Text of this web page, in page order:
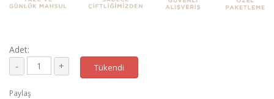
Adet:
Tükendi
Paylaş